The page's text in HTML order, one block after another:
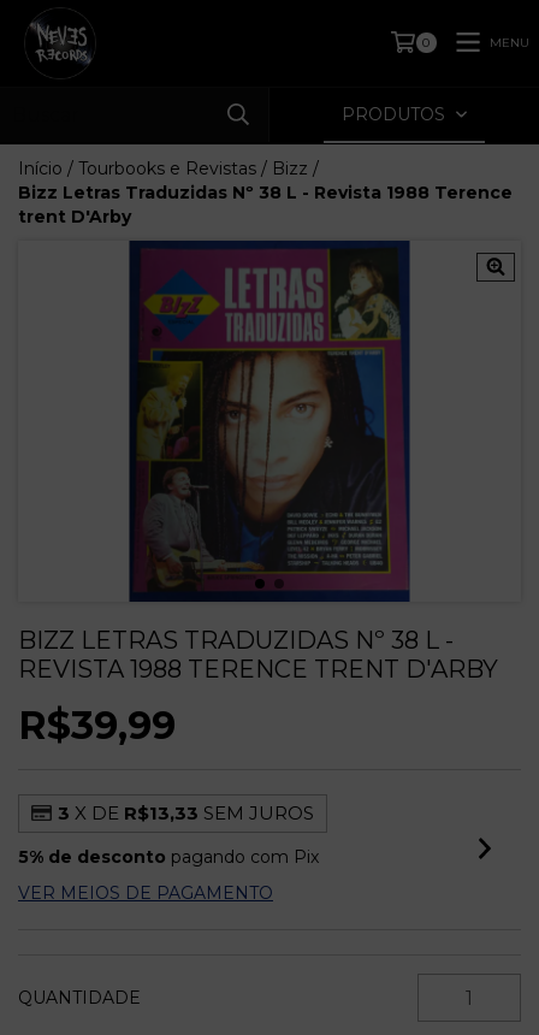
0 MENU
PRODUTOS
Início / Tourbooks e Revistas / Bizz /
Bizz Letras Traduzidas Nº 38 L - Revista 1988 Terence
trent D'Arby
BIZZ LETRAS TRADUZIDAS Nº 38 L -
REVISTA 1988 TERENCE TRENT D'ARBY
R$39,99
3 X DE R$13,33 SEM JUROS
5% de desconto pagando com Pix
VER MEIOS DE PAGAMENTO
QUANTIDADE